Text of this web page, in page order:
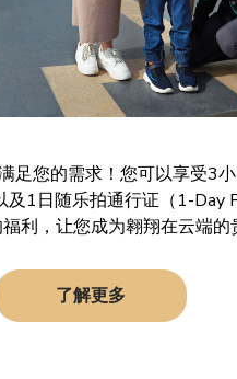
您的需求！您可以享受3
1日随乐拍通行证（1-
利，让您成为翱翔在云端的
了解更多